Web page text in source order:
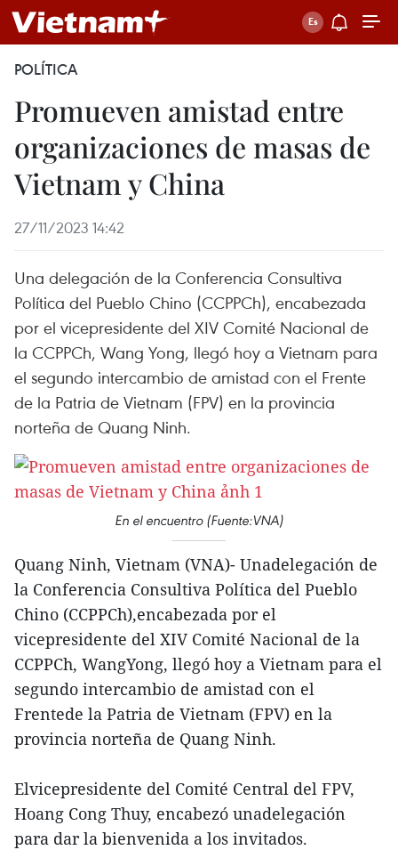
POLÍTICA
Promueven amistad entre
organizaciones de masas de
Vietnam y China
27/11/2023 14:42
Una delegación de la Conferencia Consultiva
Política del Pueblo Chino (CCPPCh), encabezada
por el vicepresidente del XIV Comité Nacional de
la CCPPCh, Wang Yong, llegó hoy a Vietnam para
el segundo intercambio de amistad con el Frente
de la Patria de Vietnam (FPV) en la provincia
norteña de Quang Ninh.
En el encuentro (Fuente:VNA)
Quang Ninh, Vietnam (VNA)- Unadelegación de
la Conferencia Consultiva Política del Pueblo
Chino (CCPPCh),encabezada por el
vicepresidente del XIV Comité Nacional de la
CCPPCh, WangYong, llegó hoy a Vietnam para el
segundo intercambio de amistad con el
Frentede la Patria de Vietnam (FPV) en la
provincia norteña de Quang Ninh.
Elvicepresidente del Comité Central del FPV,
Hoang Cong Thuy, encabezó unadelegación
para dar la bienvenida a los invitados.